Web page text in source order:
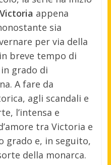
Victoria appena
sia
per via della
breve tempo di
grado di
A fare da
agli scandali e
l’intensa e
tra Victoria e
grado e, in seguito,
della monarca.